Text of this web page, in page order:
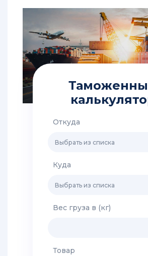
грузов
Китая
Красноярск
Перевозка
грузов
из
Китая
Хабаровск
Грузоперевозки
Откуда
Выбрать из списка
Куда
Выбрать из списка
Вес груза в (кг)
Товар